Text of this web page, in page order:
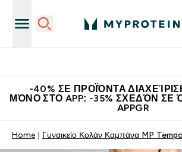
-40% ΣΕ ΠΡΟΪΌΝΤΑ
ΜΌΝΟ ΣΤΟ APP: -35% ΣΧΕΔΌΝ ΣΕ
APPGR
Home Γυναικείο Κολάν Καμπάνα MP